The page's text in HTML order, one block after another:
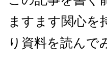
ますます関心を
り資料を読んで